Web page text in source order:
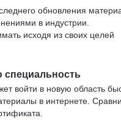
обновления
в индустрии.
исходя из своих целей
войти в новую область
в интернете.